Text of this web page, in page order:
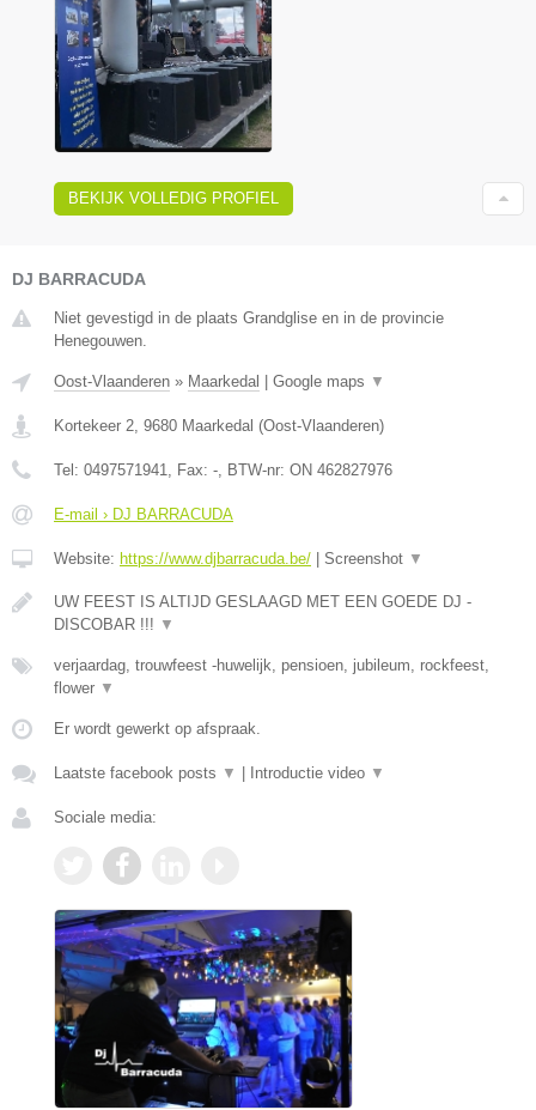
BEKIJK VOLLEDIG PROFIEL
DJ BARRACUDA
Niet gevestigd in de plaats Grandglise en in de provincie
Henegouwen.
Oost-Vlaanderen » Maarkedal Google maps ▼
Kortekeer 2, 9680 Maarkedal (Oost-Vlaanderen)
Tel: 0497571941, Fax: -, BTW-nr: ON 462827976
E-mail › DJ BARRACUDA
Website: https://www.djbarracuda.be/ Screenshot ▼
UW FEEST IS ALTIJD GESLAAGD MET EEN GOEDE DJ -
DISCOBAR !!! ▼
verjaardag, trouwfeest -huwelijk, pensioen, jubileum, rockfeest,
flower ▼
Er wordt gewerkt op afspraak.
Laatste facebook posts ▼ Introductie video ▼
Sociale media: